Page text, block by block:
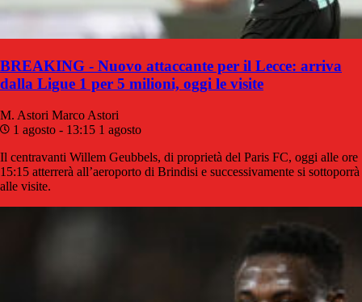
BREAKING - Nuovo attaccante per il Lecce: arriva
dalla Ligue 1 per 5 milioni, oggi le visite
M. Astori Marco Astori
1 agosto - 13:15 1 agosto
Il centravanti Willem Geubbels, di proprietà del Paris FC, oggi alle ore
15:15 atterrerà all’aeroporto di Brindisi e successivamente si sottoporrà
alle visite.